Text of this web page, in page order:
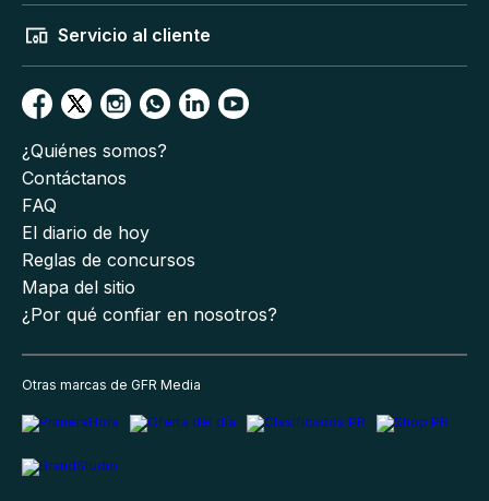
Servicio al cliente
¿Quiénes somos?
Contáctanos
FAQ
El diario de hoy
Reglas de concursos
Mapa del sitio
¿Por qué confiar en nosotros?
Otras marcas de GFR Media